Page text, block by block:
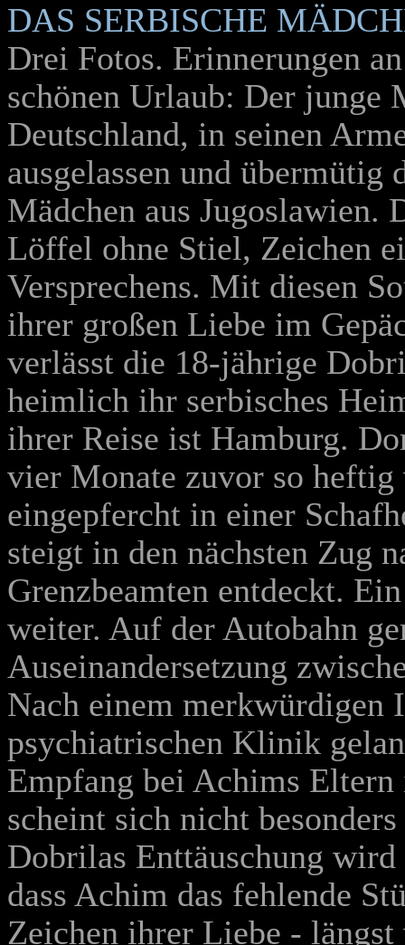
DAS SERBISCHE
Drei Fotos. Erinnerungen
schönen Urlaub: Der junge
Deutschland, in seinen
ausgelassen und übermütig
Mädchen aus Jugoslawien.
Löffel ohne Stiel, Zeichen
Versprechens. Mit diesen
ihrer großen Liebe im
verlässt die 18-jährige
heimlich ihr serbisches
ihrer Reise ist Hamburg.
vier Monate zuvor so
eingepfercht in einer
steigt in den nächsten Zug
Grenzbeamten entdeckt.
weiter. Auf der Autobahn
Auseinandersetzung
Nach einem merkwürdigen
psychiatrischen Klinik
Empfang bei Achims
scheint sich nicht
Dobrilas Enttäuschung wird
dass Achim das fehlende
Zeichen ihrer Liebe -